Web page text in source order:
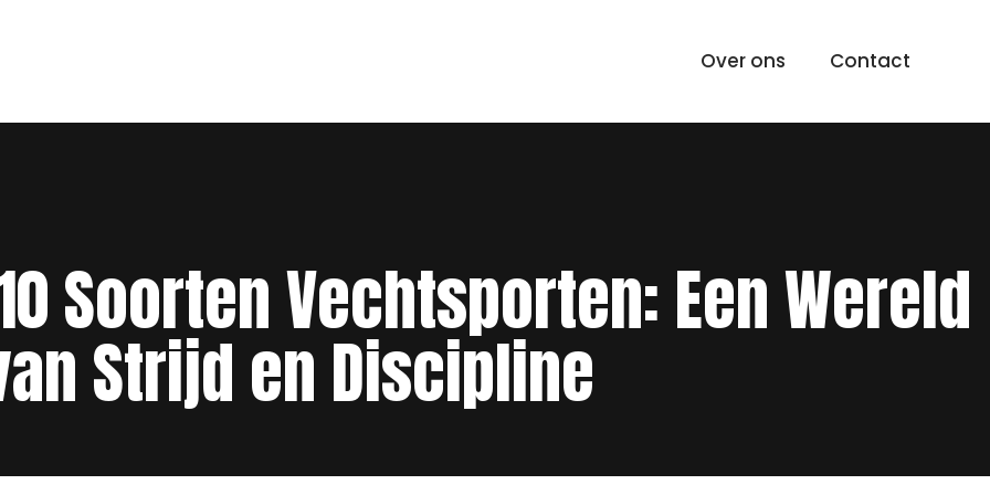
Over ons Contact
Soorten Vechtsporten: Een Wereld
Strijd en Discipline